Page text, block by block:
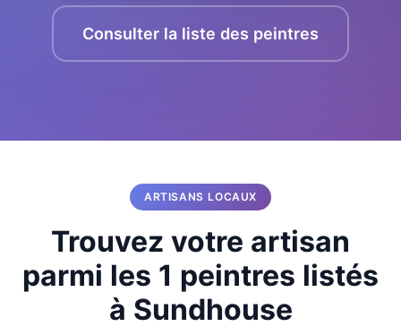
Consulter la liste des peintres
ARTISANS LOCAUX
Trouvez votre artisan
parmi les 1 peintres listés
à Sundhouse